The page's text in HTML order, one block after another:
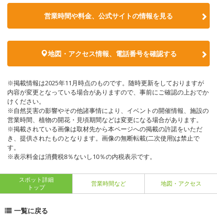
営業時間や料金、公式サイトの情報を見る
地図・アクセス情報、電話番号を確認する
※掲載情報は2025年11月時点のものです。随時更新をしておりますが
内容が変更となっている場合がありますので、事前にご確認の上おでか
けください。
※自然災害の影響やその他諸事情により、イベントの開催情報、施設の
営業時間、植物の開花・見頃期間などは変更になる場合があります。
※掲載されている画像は取材先から本ページへの掲載の許諾をいただ
き、提供されたものとなります。画像の無断転載(二次使用)は禁止で
す。
※表示料金は消費税8％ないし10％の内税表示です。
スポット詳細
トップ
営業時間など 地図・アクセス
一覧に戻る